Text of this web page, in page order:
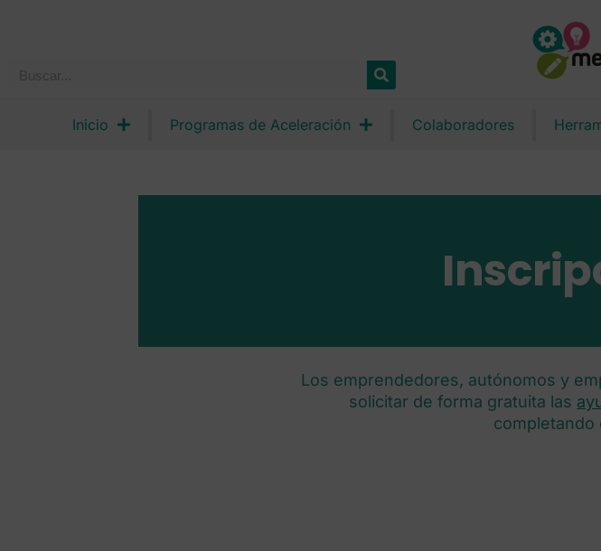
Inicio Programas de Aceleración Colaboradores
Los emprendedores, autónomos y
solicitar de forma gratuita las
completando